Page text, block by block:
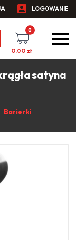
LOGOWANIE
0
0.00 zł
satyna
Barierki